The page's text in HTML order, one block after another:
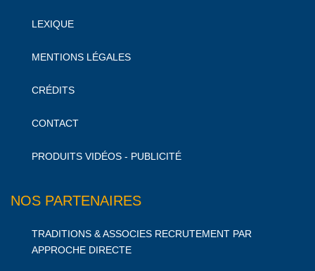
LEXIQUE
MENTIONS LÉGALES
CRÉDITS
CONTACT
PRODUITS VIDÉOS - PUBLICITÉ
NOS PARTENAIRES
TRADITIONS & ASSOCIES RECRUTEMENT PAR
APPROCHE DIRECTE